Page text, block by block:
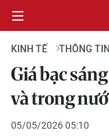
CHÍNH TRỊ
KINH TẾ
KINH TẾ THÔNG
Giá bạc
và trong
05/05/2026 05:10